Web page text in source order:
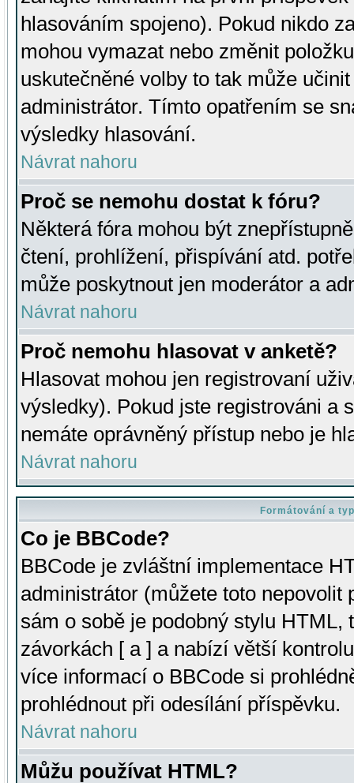
hlasováním spojeno). Pokud nikdo
mohou vymazat nebo změnit
uskutečněné volby to tak může
administrátor. Tímto opatřením se
výsledky hlasování.
Návrat nahoru
Proč se nemohu dostat k fóru?
Některá fóra mohou být
čtení, prohlížení, přispívání atd.
může poskytnout jen moderátor a
Návrat nahoru
Proč nemohu hlasovat v anketě?
Hlasovat mohou jen registrovaní
výsledky). Pokud jste registrováni a
nemáte oprávněný přístup nebo je
Návrat nahoru
Formátování a
Co je BBCode?
BBCode je zvláštní implementace
administrátor (můžete toto
sám o sobě je podobný stylu HTML,
závorkách [ a ] a nabízí větší
více informací o BBCode si
prohlédnout při odesílání příspěvku.
Návrat nahoru
Můžu používat HTML?